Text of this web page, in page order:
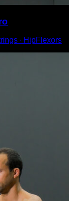
∙ HipFlexors